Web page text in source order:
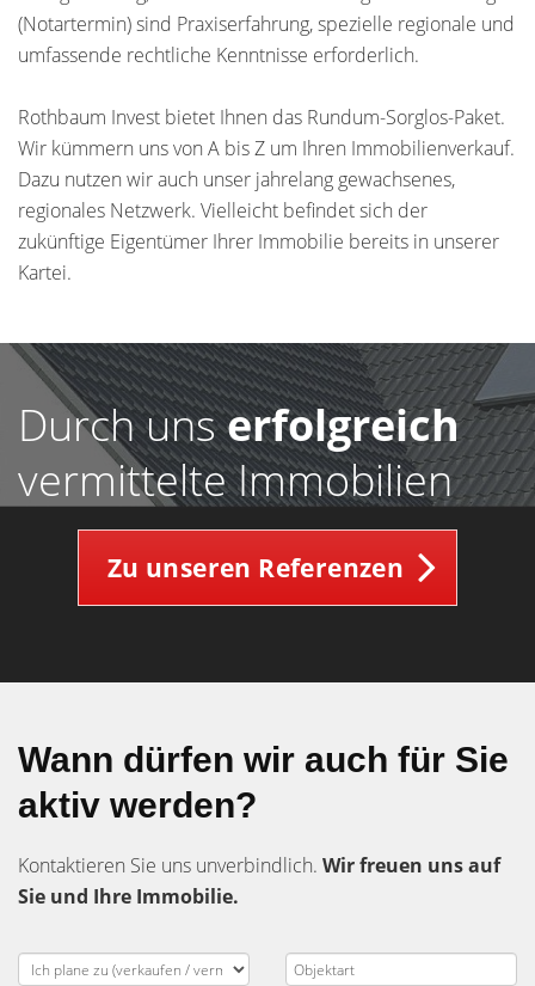
(Notartermin) sind Praxiserfahrung, spezielle regionale und
umfassende rechtliche Kenntnisse erforderlich.
Rothbaum Invest bietet Ihnen das Rundum-Sorglos-Paket.
Wir kümmern uns von A bis Z um Ihren Immobilienverkauf.
Dazu nutzen wir auch unser jahrelang gewachsenes,
regionales Netzwerk. Vielleicht befindet sich der
zukünftige Eigentümer Ihrer Immobilie bereits in unserer
Kartei.
Durch unserfolgreich
vermittelte Immobilien
Zu unseren Referenzen
Wann dürfen wir auch für Sie
aktiv werden?
Kontaktieren Sie uns unverbindlich. Wir freuen uns auf
Sie und Ihre Immobilie.